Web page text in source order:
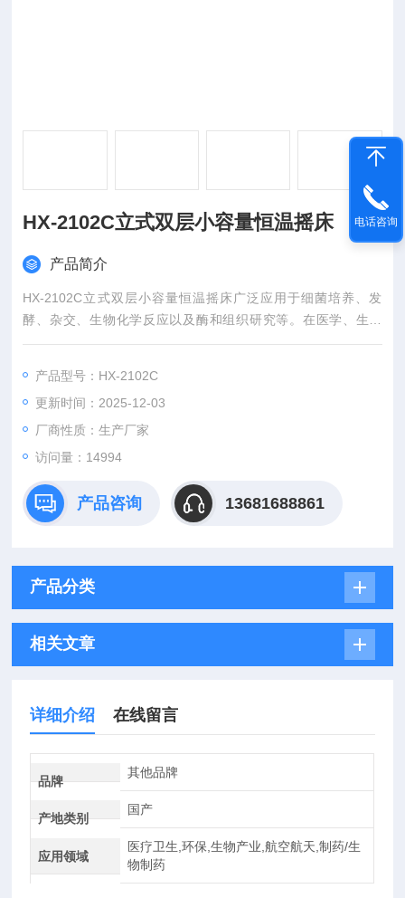
HX-2102C立式双层小容量恒温摇床
产品简介
HX-2102C立式双层小容量恒温摇床广泛应用于细菌培养、发
酵、杂交、生物化学反应以及酶和组织研究等。在医学、生物
学、分子学、制药、食品、环保等更有着广泛的应用。
产品型号：HX-2102C
更新时间：2025-12-03
厂商性质：生产厂家
访问量：14994
产品咨询 13681688861
产品分类
相关文章
详细介绍 在线留言
品牌
其他品牌
产地类别
国产
应用领域
医疗卫生,环保,生物产业,航空航天,制药/生
物制药
电话咨询